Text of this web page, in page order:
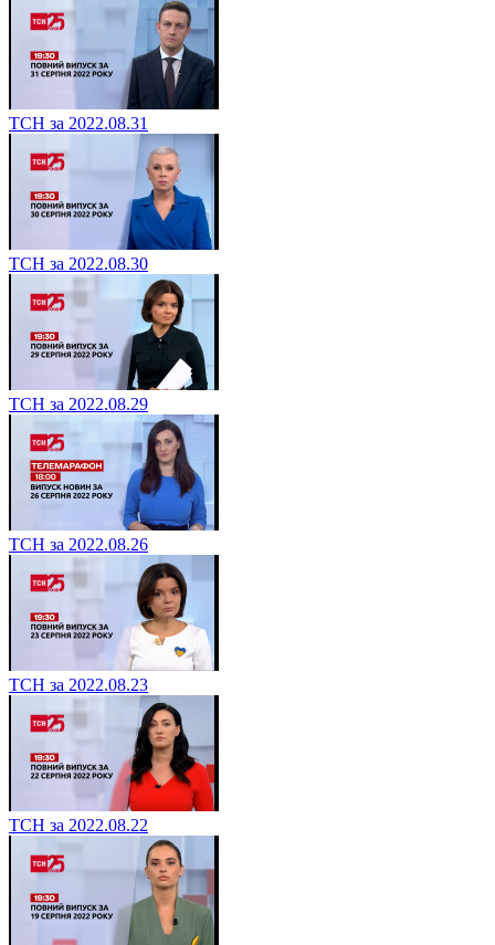
ТСН за 2022.08.31
ТСН за 2022.08.30
ТСН за 2022.08.29
ТСН за 2022.08.26
ТСН за 2022.08.23
ТСН за 2022.08.22